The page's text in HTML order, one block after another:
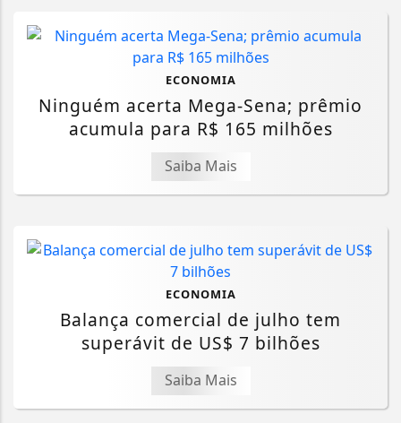
ECONOMIA
Ninguém acerta Mega-Sena; prêmio
acumula para R$ 165 milhões
Saiba Mais
ECONOMIA
Balança comercial de julho tem
superávit de US$ 7 bilhões
Saiba Mais